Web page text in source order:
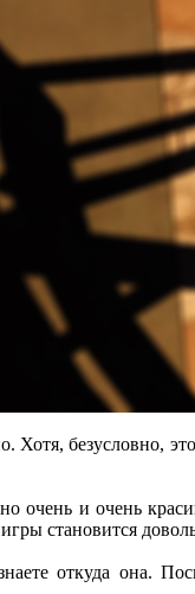
Хотя, безусловно,
очень и очень
становится
откуда она.